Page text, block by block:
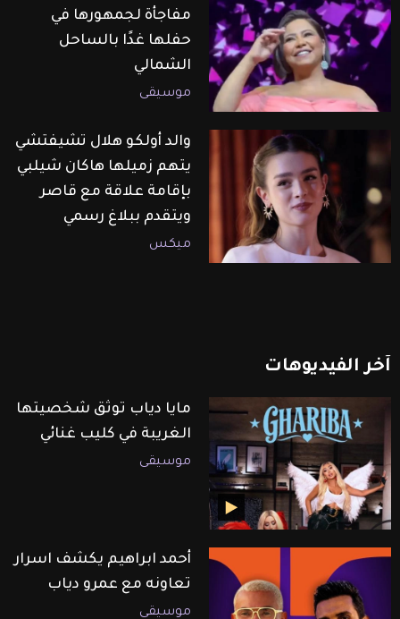
مفاجأة لجمهورها في
حفلها غدًا بالساحل
الشمالي
موسيقى
والد أولكو هلال تشيفتشي
يتهم زميلها هاكان شيلبي
بإقامة علاقة مع قاصر
ويتقدم ببلاغ رسمي
ميكس
آخر الفيديوهات
مايا دياب توثق شخصيتها
الغريبة في كليب غنائي
موسيقى
أحمد ابراهيم يكشف اسرار
تعاونه مع عمرو دياب
موسيقى